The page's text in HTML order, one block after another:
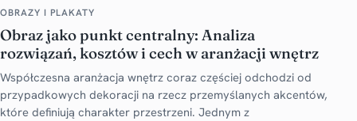
OBRAZY I PLAKATY
Obraz jako punkt centralny: Analiza
rozwiązań, kosztów i cech w aranżacji wnętrz
Współczesna aranżacja wnętrz coraz częściej odchodzi od
przypadkowych dekoracji na rzecz przemyślanych akcentów,
które definiują charakter przestrzeni. Jednym z